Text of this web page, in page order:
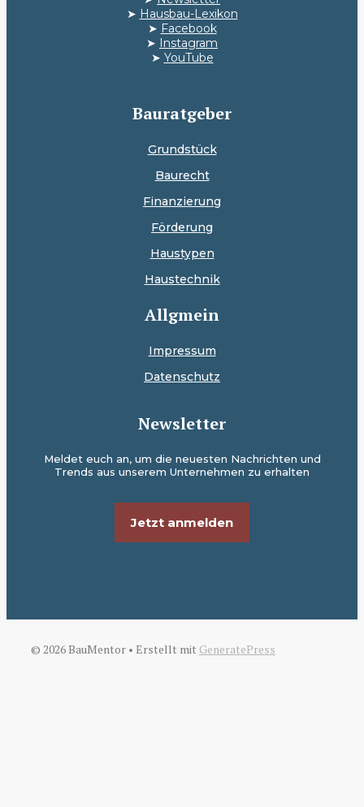
➤ Hausbau-Lexikon
➤ Facebook
➤ Instagram
➤ YouTube
Bauratgeber
Grundstück
Baurecht
Finanzierung
Förderung
Haustypen
Haustechnik
Allgmein
Impressum
Datenschutz
Newsletter
Meldet euch an, um die neuesten Nachrichten und
Trends aus unserem Unternehmen zu erhalten
Jetzt anmelden
© 2026 BauMentor • Erstellt mit GeneratePress